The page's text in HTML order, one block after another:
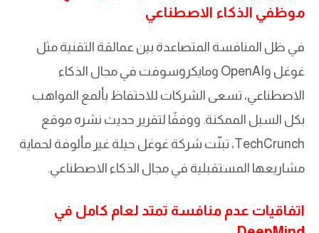
موظفي الذكاء الاصطناعي
في ظل المنافسة المتصاعدة بين عمالقة التقنية مثل
غوغل وOpenAI ومايكروسوفت في مجال الذكاء
الاصطناعي، تسعى الشركات للاحتفاظ بألمع المواهب
بكل السبل الممكنة. ووفقًا لتقرير حديث نشره موقع
TechCrunch، تبنّت شركة غوغل حيلة غير مألوفة لحماية
مشاريعها المستقبلية في مجال الذكاء الاصطناعي.
اتفاقيات عدم منافسة تمتد لعام كامل في